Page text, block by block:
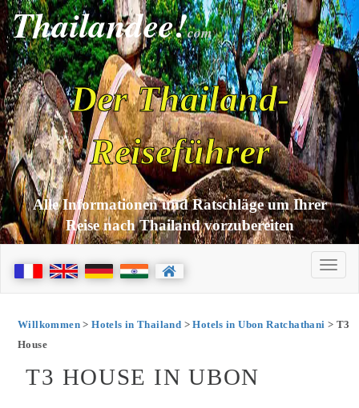
Thailandee!com
Der Thailand-
Reiseführer
Alle Informationen und Ratschläge um Ihrer
Reise nach Thailand vorzubereiten
Willkommen>Hotels in Thailand >Hotels in Ubon Ratchathani > T3
House
T3 HOUSE IN UBON